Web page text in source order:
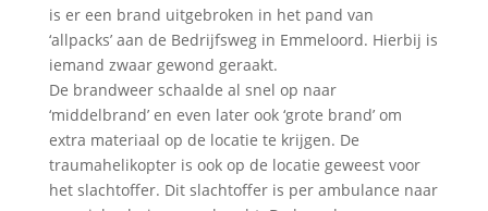
is er een brand uitgebroken in het pand van
‘allpacks’ aan de Bedrijfsweg in Emmeloord. Hierbij is
iemand zwaar gewond geraakt.
De brandweer schaalde al snel op naar
‘middelbrand’ en even later ook ‘grote brand’ om
extra materiaal op de locatie te krijgen. De
traumahelikopter is ook op de locatie geweest voor
het slachtoffer. Dit slachtoffer is per ambulance naar